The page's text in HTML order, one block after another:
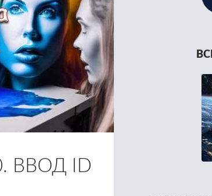
ВВОД ID